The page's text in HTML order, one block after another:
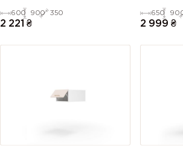
600 900 350
2 221 ₴
650
2 999 ₴